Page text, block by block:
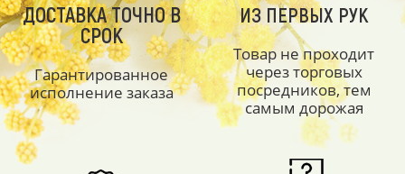
ДОСТАВКА ТОЧНО В
СРОК
Гарантированное
исполнение заказа
ИЗ ПЕРВЫХ РУК
Товар не проходит
через торговых
посредников, тем
самым дорожая